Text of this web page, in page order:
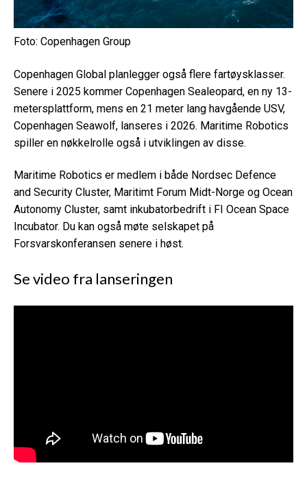
Foto: Copenhagen Group
Copenhagen Global planlegger også flere fartøysklasser.
Senere i 2025 kommer Copenhagen Sealeopard, en ny 13-
metersplattform, mens en 21 meter lang havgående USV,
Copenhagen Seawolf, lanseres i 2026. Maritime Robotics
spiller en nøkkelrolle også i utviklingen av disse.
Maritime Robotics er medlem i både Nordsec Defence
and Security Cluster, Maritimt Forum Midt-Norge og Ocean
Autonomy Cluster, samt inkubatorbedrift i FI Ocean Space
Incubator. Du kan også møte selskapet på
Forsvarskonferansen senere i høst.
Se video fra lanseringen